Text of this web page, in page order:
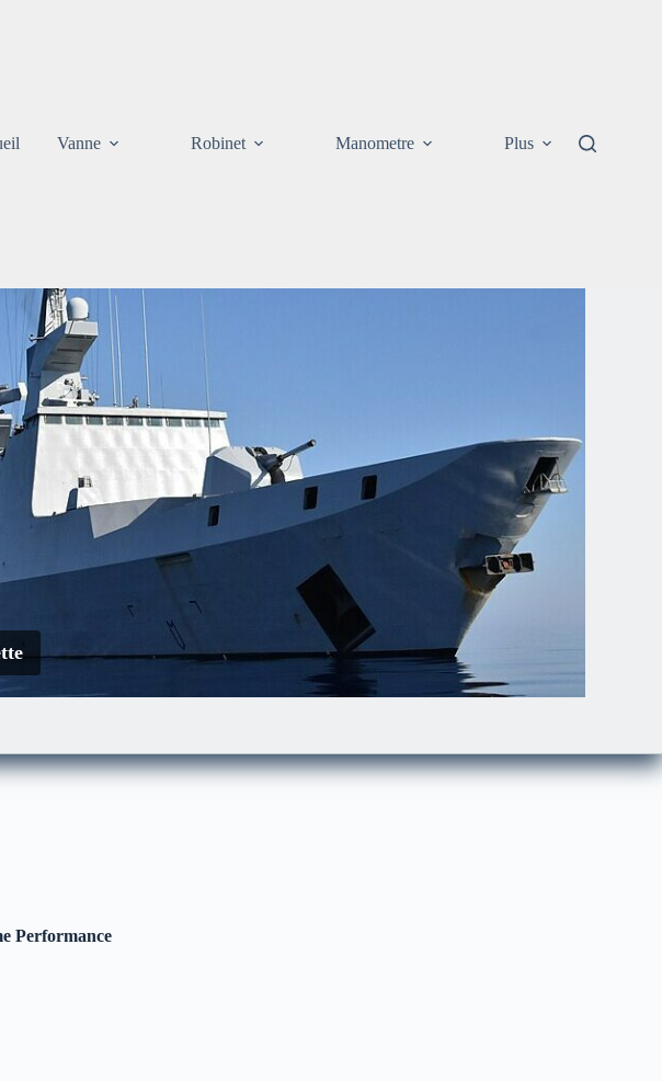
Vanne Robinet Manometre Plus
Performance